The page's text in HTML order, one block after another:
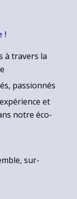
!
à travers la
passionnés
et
notre éco-
sur-